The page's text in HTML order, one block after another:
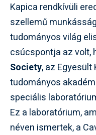
Kapica rendkívüli
szellemű
tudományos világ
csúcspontja az volt,
Society, az
tudományos
speciális
Ez a laboratórium,
néven ismertek, a